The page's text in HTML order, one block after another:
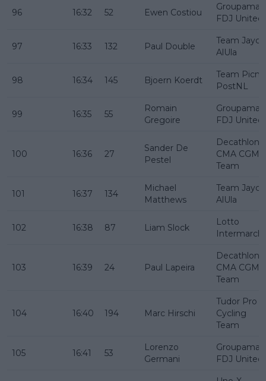
96 16:32 52 Ewen Costiou
Groupama -
FDJ United
97 16:33 132 Paul Double
Team Jayco
AlUla
98 16:34 145 Bjoern Koerdt
Team Picnic
PostNL
99 16:35 55
Romain
Gregoire
Groupama -
FDJ United
100 16:36 27
Sander De
Pestel
Decathlon
CMA CGM
Team
101 16:37 134
Michael
Matthews
Team Jayco
AlUla
102 16:38 87 Liam Slock
Lotto
103 16:39 24 Paul Lapeira
Decathlon
CMA CGM
Team
104 16:40 194 Marc Hirschi
Tudor Pro
Cycling
Team
105 16:41 53
Lorenzo
Germani
Groupama -
FDJ United